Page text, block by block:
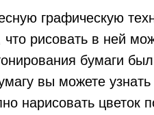
графическую
что рисовать в ней
бумаги
вы можете
нарисовать цветок